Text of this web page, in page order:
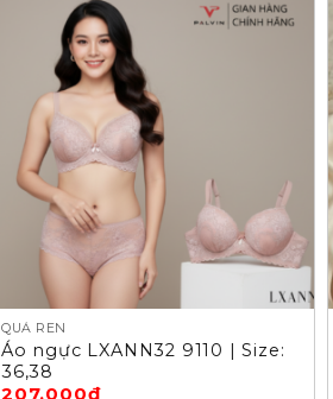
QUẢ REN
Áo ngực LXANN32 9110 | Size:
36,38
207,000₫